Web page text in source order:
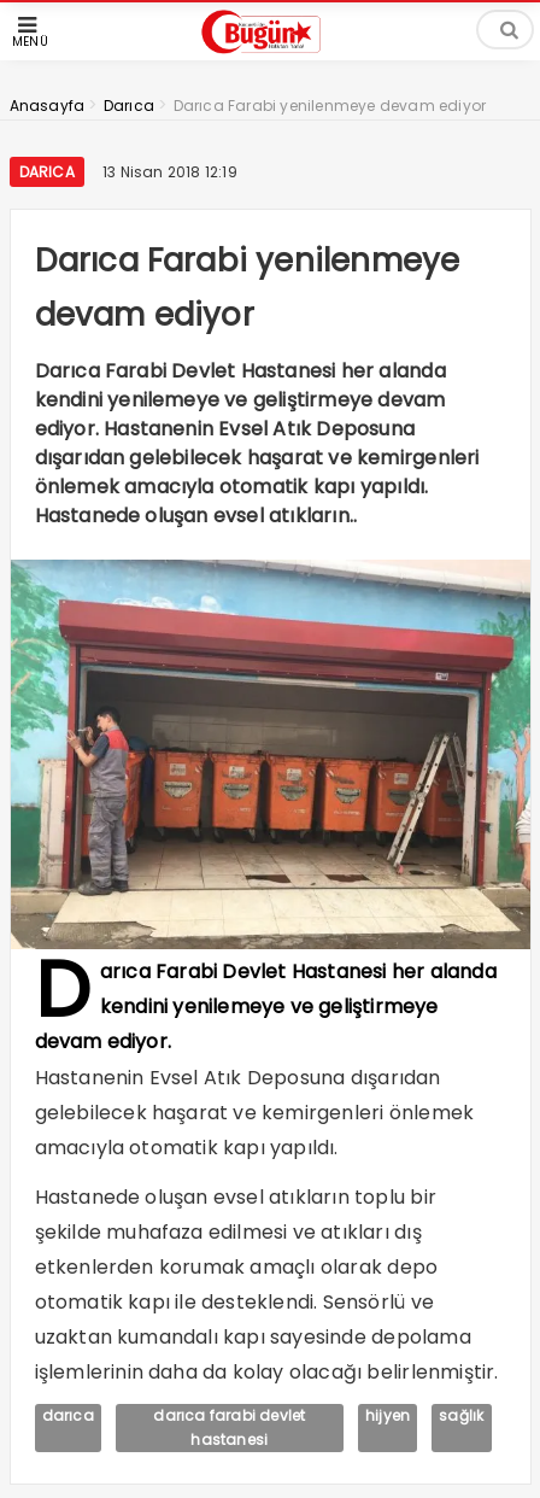
MENÜ
Anasayfa > Darıca > Darıca Farabi yenilenmeye devam ediyor
DARICA 13 Nisan 2018 12:19
Darıca Farabi yenilenmeye
devam ediyor
Darıca Farabi Devlet Hastanesi her alanda
kendini yenilemeye ve geliştirmeye devam
ediyor. Hastanenin Evsel Atık Deposuna
dışarıdan gelebilecek haşarat ve kemirgenleri
önlemek amacıyla otomatik kapı yapıldı.
Hastanede oluşan evsel atıkların..
D arıca Farabi Devlet Hastanesi her alanda
kendini yenilemeye ve geliştirmeye
devam ediyor.
Hastanenin Evsel Atık Deposuna dışarıdan
gelebilecek haşarat ve kemirgenleri önlemek
amacıyla otomatik kapı yapıldı.
Hastanede oluşan evsel atıkların toplu bir
şekilde muhafaza edilmesi ve atıkları dış
etkenlerden korumak amaçlı olarak depo
otomatik kapı ile desteklendi. Sensörlü ve
uzaktan kumandalı kapı sayesinde depolama
işlemlerinin daha da kolay olacağı belirlenmiştir.
darıca
darıca farabi devlet
hastanesi
hijyen sağlık